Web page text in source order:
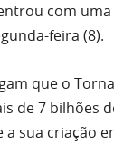
com
feira (8).
que o
de 7 bilhões
sua criação